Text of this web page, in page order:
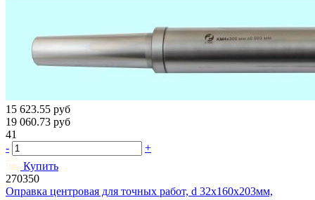
15 623.55 руб
19 060.73 руб
41
-
+
Купить
270350
Оправка центровая для точных работ, d 32х160х203мм,